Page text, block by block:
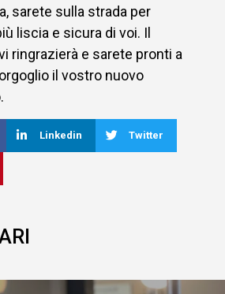
sarete sulla strada per
liscia e sicura di voi. Il
ringrazierà e sarete pronti a
il vostro nuovo
Linkedin Twitter